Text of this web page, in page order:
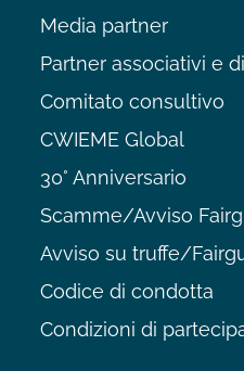
Media partner
Partner associativi e
Comitato consultivo
CWIEME Global
30° Anniversario
Scamme/Avviso
Avviso su truffe/
Codice di condotta
Condizioni di